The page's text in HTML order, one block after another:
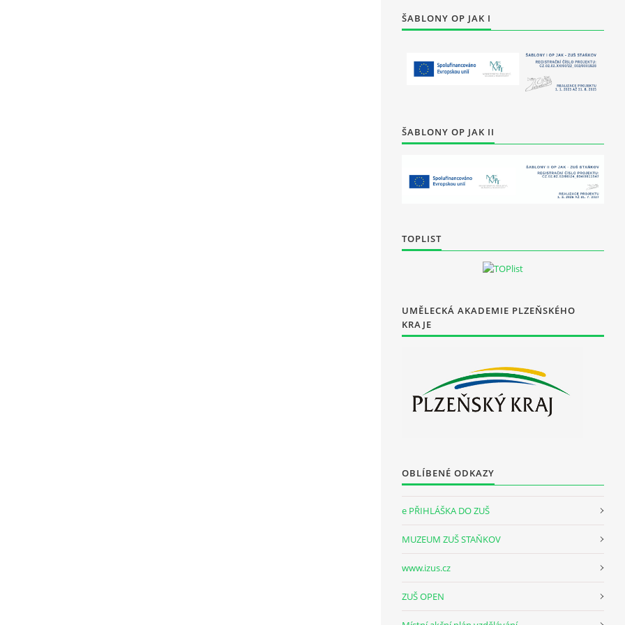
ŠABLONY OP JAK I
ŠABLONY OP JAK II
TOPLIST
UMĚLECKÁ AKADEMIE PLZEŇSKÉHO
KRAJE
OBLÍBENÉ ODKAZY
e PŘIHLÁŠKA DO ZUŠ
MUZEUM ZUŠ STAŇKOV
www.izus.cz
ZUŠ OPEN